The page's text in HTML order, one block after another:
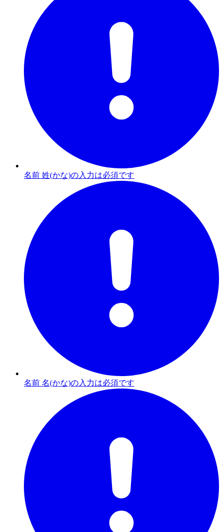
名前 姓(かな)の入力は必須です
名前 名(かな)の入力は必須です